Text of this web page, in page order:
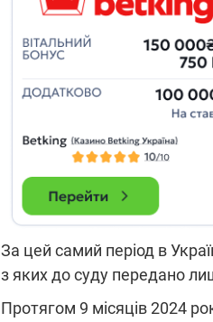
За цей самий період в
з яких до суду передано
Протягом 9 місяців 2024